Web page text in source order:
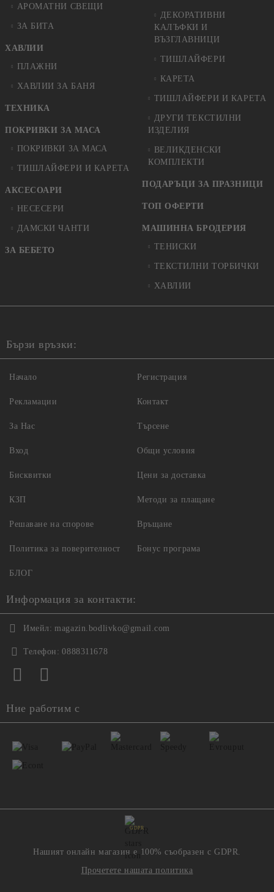
АРОМАТНИ СВЕЩИ
ЗА БИТА
ХАВЛИИ
ПЛАЖНИ
ХАВЛИИ ЗА БАНЯ
ТЕХНИКА
ПОКРИВКИ ЗА МАСА
ПОКРИВКИ ЗА МАСА
ТИШЛАЙФЕРИ И КАРЕТА
АКСЕСОАРИ
НЕСЕСЕРИ
ДАМСКИ ЧАНТИ
ЗА БЕБЕТО
ДЕКОРАТИВНИ
КАЛЪФКИ И
ВЪЗГЛАВНИЦИ
ТИШЛАЙФЕРИ
КАРЕТА
ТИШЛАЙФЕРИ И КАРЕТА
ДРУГИ ТЕКСТИЛНИ
ИЗДЕЛИЯ
ВЕЛИКДЕНСКИ
КОМПЛЕКТИ
ПОДАРЪЦИ ЗА ПРАЗНИЦИ
ТОП ОФЕРТИ
МАШИННА БРОДЕРИЯ
ТЕНИСКИ
ТЕКСТИЛНИ ТОРБИЧКИ
ХАВЛИИ
Бързи връзки:
Начало
Рекламации
За Нас
Вход
Регистрация
Контакт
Търсене
Общи условия
Бисквитки
КЗП
Решаване на спорове
Политика за поверителност
Цени за доставка
Методи за плащане
Връщане
Бонус програма
БЛОГ
Информация за контакти:
Имейл: magazin.bodlivko@gmail.com
Телефон: 0888311678
Ние работим с
GDPR
Нашият онлайн магазин е 100% съобразен с GDPR.
Прочетете нашата политика